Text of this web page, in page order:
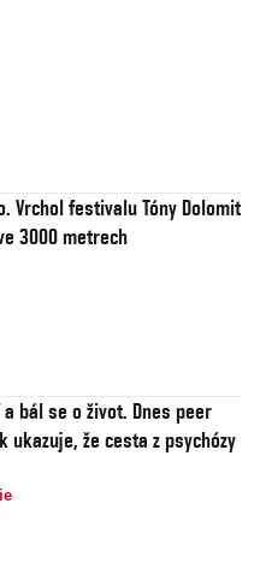
Vrchol festivalu Tóny Dolomit
3000 metrech
bál se o život. Dnes peer
ukazuje, že cesta z psychózy